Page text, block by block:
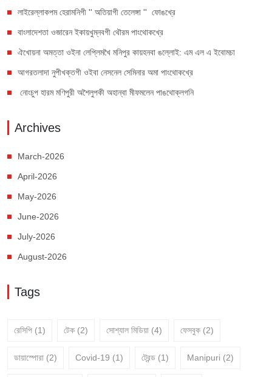
লাইরেল্লাকপম হেরামনিগী '' অতিয়াগী তেলেঙ্গা '' ফোঙখ্রে
বাংলাদেশতা ওজারেন ইকায়খুম্নবগী থৌরম পাংথোকখ্রে
ঐখোয়না অমত্তা ওইনা লেপ্লিমখৈ মনিপুর কায়হনবা ঙল্লোই: এম এল এ ইবোমচা
আগরতলাদা নুপীখক্তগী ওইবা নেসনেল সেমিনার অমা পাংথোকখ্রে
নোংচুপ হারম মণিপুরী অশৈলুপকী অহান্বা মীফমলেন পাঙথোক্লগনি
Archives
March-2026
April-2026
May-2026
June-2026
July-2026
August-2026
Tags
রেসিপি (1) টেক (2) সোশ্যাল মিডিয়া (4) ফেসবুক (2)
ডায়াস্পোরা (2) Covid-19 (1) ট্রেন্ড (1) Manipuri (2)